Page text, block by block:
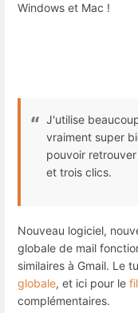
Windows et Mac !
J'utilise
vraiment super
pouvoir
et trois clics.
Nouveau logiciel,
globale de mail
similaires à Gmail. Le
globale, et ici pour le
complémentaires.